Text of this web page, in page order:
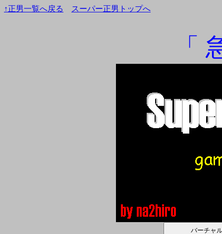
↑正男一覧へ戻る スーパー正男トップへ
「